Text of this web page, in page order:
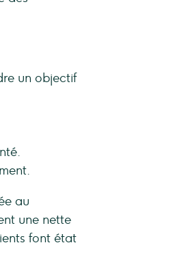
un objectif
au
une nette
font état